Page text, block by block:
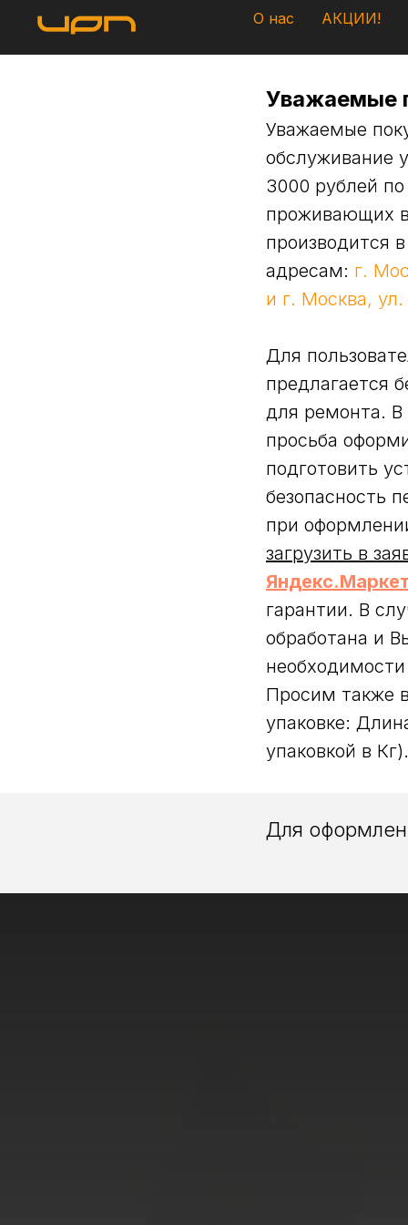
О нас АКЦИИ!
Уважаемые
Уважаемые
обслуживание
3000 рублей
проживающих
производится
адресам: г.
и г. Москва,
Для
предлагается
для ремонта. В
просьба
подготовить
безопасность
при
загрузить в
гарантии. В
обработана и
Просим также
упаковке:
упаковкой в Кг).
Для